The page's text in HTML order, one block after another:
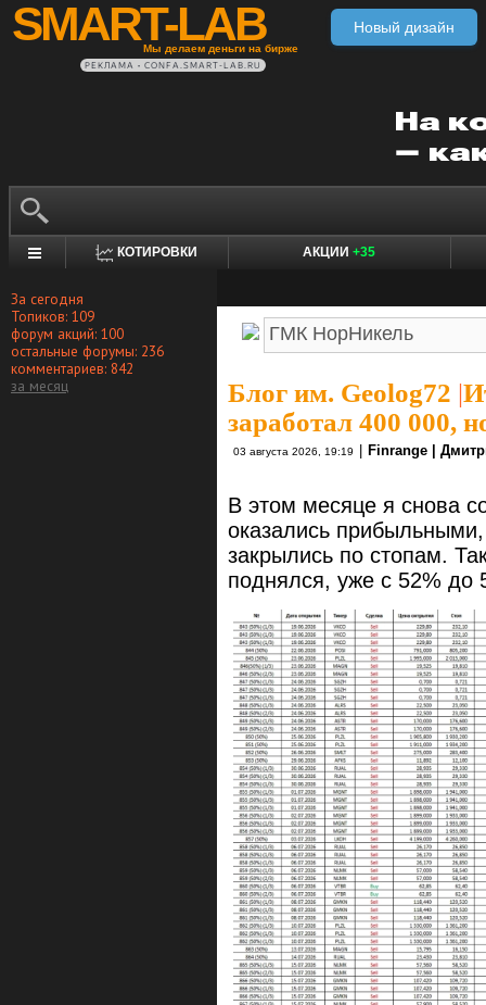
SMART-LAB
Мы делаем деньги на бирже
Новый дизайн
РЕКЛАМА • CONFA.SMART-LAB.RU
КОТИРОВКИ АКЦИИ +35
За сегодня
Топиков: 109
форум акций: 100
остальные форумы: 236
комментариев: 842
за месяц
Блог им. Geolog72 |
заработал 400 000,
03 августа 2026, 19:19 Finrange |
В этом месяце я снова
оказались
закрылись по стопам.
поднялся, уже с 52% до